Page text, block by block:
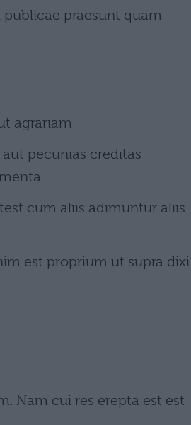
praesunt quam
agrariam
pecunias creditas
cum aliis adimuntur aliis
est proprium ut supra dixi
Nam cui res erepta est est